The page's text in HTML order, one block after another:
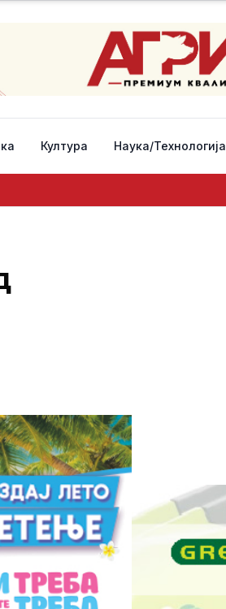
Култура Наука/Технологија